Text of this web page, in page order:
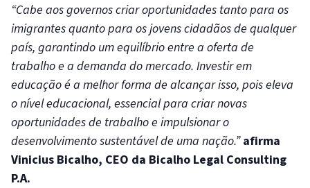
“Cabe aos governos criar oportunidades tanto para os
imigrantes quanto para os jovens cidadãos de qualquer
país, garantindo um equilíbrio entre a oferta de
trabalho e a demanda do mercado. Investir em
educação é a melhor forma de alcançar isso, pois eleva
o nível educacional, essencial para criar novas
oportunidades de trabalho e impulsionar o
desenvolvimento sustentável de uma nação.” afirma
Vinicius Bicalho, CEO da Bicalho Legal Consulting
P.A.